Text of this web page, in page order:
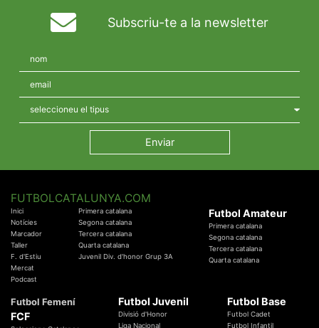
Subscriu-te a la newsletter
FUTBOLCATALUNYA.COM
Inici
Notícies
Marcador
Taller
F. d'Estiu
Mercat
Podcast
Primera catalana
Segona catalana
Tercera catalana
Quarta catalana
Juvenil Div. d'honor Grup 3A
Futbol Amateur
Primera catalana
Segona catalana
Tercera catalana
Quarta catalana
Futbol Femení
FCF
Futbol Juvenil
Divisió d'Honor
Liga Nacional
Futbol Base
Futbol Cadet
Futbol Infantil